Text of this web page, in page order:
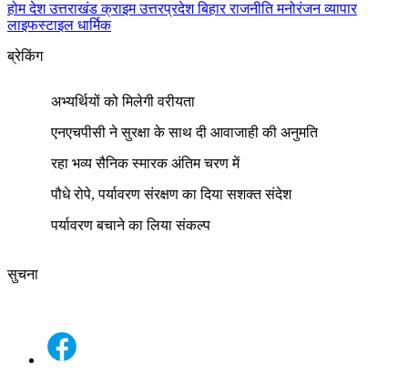
होमदेशउत्तराखंडक्राइमउत्तरप्रदेशबिहारराजनीतिमनोरंजनव्यापार
लाइफस्टाइल धार्मिक
ब्रेकिंग
अभ्यर्थियों को मिलेगी वरीयता
एनएचपीसी ने सुरक्षा के साथ दी आवाजाही की अनुमति
रहा भव्य सैनिक स्मारक अंतिम चरण में
पौधे रोपे, पर्यावरण संरक्षण का दिया सशक्त संदेश
पर्यावरण बचाने का लिया संकल्प
सुचना